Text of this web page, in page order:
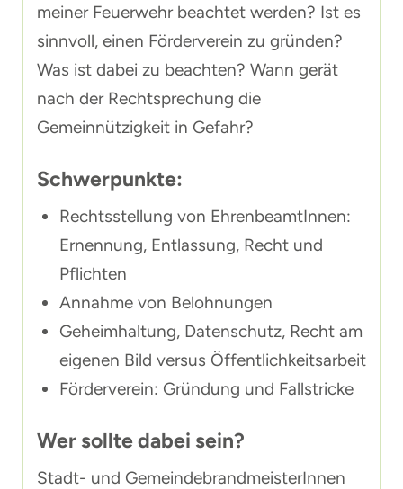
meiner Feuerwehr beachtet werden? Ist es
sinnvoll, einen Förderverein zu gründen?
Was ist dabei zu beachten? Wann gerät
nach der Rechtsprechung die
Gemeinnützigkeit in Gefahr?
Schwerpunkte:
Rechtsstellung von EhrenbeamtInnen:
Ernennung, Entlassung, Recht und
Pflichten
Annahme von Belohnungen
Geheimhaltung, Datenschutz, Recht am
eigenen Bild versus Öffentlichkeitsarbeit
Förderverein: Gründung und Fallstricke
Wer sollte dabei sein?
Stadt- und GemeindebrandmeisterInnen